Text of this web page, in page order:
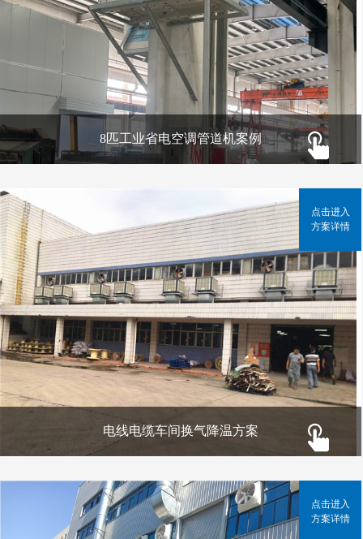
8匹工业省电空调管道机案例
电线电缆车间换气降温方案
点击进入
方案详情
点击进入
方案详情